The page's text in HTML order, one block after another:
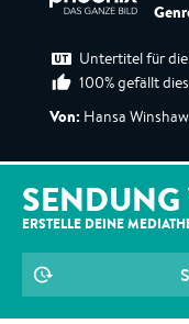
Untertitel für
100% gefällt
Von: Hansa Winshaw
SENDUNG
ERSTELLE DEINE